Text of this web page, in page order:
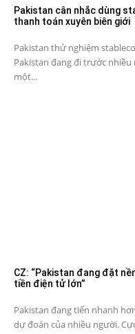
Pakistan cân nhắc dùng
thanh toán xuyên biên giới
Pakistan thử nghiệm
Pakistan đang đi trước
một...
CZ: “Pakistan đang đặt
tiền điện tử lớn”
Pakistan đang tiến nhanh
dự đoán của nhiều người.